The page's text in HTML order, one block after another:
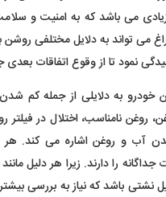
می باشد که به امنیت و
می تواند به دلایل مختلفی روشن
نمود تا از وقوع اتفاقات بعدی
خودرو به دلایلی از جمله کم
روغن نامناسب، اختلال در فیلتر
آب و روغن اشاره می کند. هر
را دارند. زیرا هر دلیل
نشتی باشد که نیاز به بررسی